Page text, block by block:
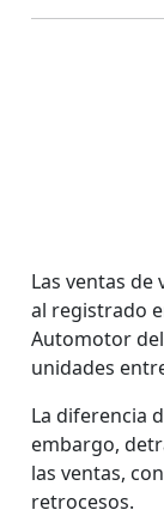
Las ventas
al registrado
Automotor
unidades
La diferencia
embargo,
las ventas,
retrocesos.